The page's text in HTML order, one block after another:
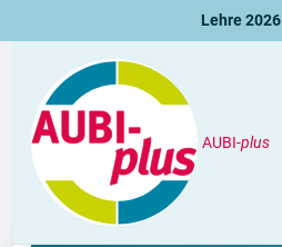
Lehre 2026
AUBI-plus
Unternehmen / Azienda
LEARN@BIKAR: